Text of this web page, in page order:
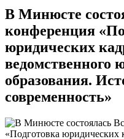
В Минюсте
конференция
юридических
ведомственного
образования.
современность»